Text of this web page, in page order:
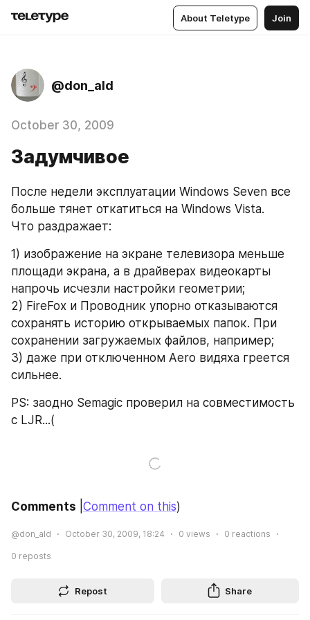
About Teletype Join
@don_ald
October 30, 2009
Задумчивое
После недели эксплуатации Windows Seven все
больше тянет откатиться на Windows Vista.
Что раздражает:
1) изображение на экране телевизора меньше
площади экрана, а в драйверах видеокарты
напрочь исчезли настройки геометрии;
2) FireFox и Проводник упорно отказываются
сохранять историю открываемых папок. При
сохранении загружаемых файлов, например;
3) даже при отключенном Aero видяха греется
сильнее.
PS: заодно Semagic проверил на совместимость
с LJR...(
Comments Comment on this)
@don_ald October 30, 2009, 18:24 0 views 0 reactions
0 reposts
Repost Share